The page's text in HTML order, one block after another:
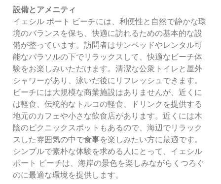
設備とアメニティ
イェシル ポート ビーチには、利便性と自然で静かな環
境のバランスを保ち、快適に訪れるための基本的な設
備が整っています。訪問者はサンベッドやレンタル可
能なパラソルの下でリラックスして、快適なビーチ体
験をお楽しみいただけます。清潔な公衆トイレと屋外
シャワーがあり、泳いだ後にリフレッシュできます。
ビーチには大規模な商業施設はありませんが、近くに
は軽食、伝統的なトルコの軽食、ドリンクを提供する
地元のカフェや小さな飲食店があります。近くには木
陰のピクニックスポットもあるので、海辺でリラック
スした雰囲気の中で食事を楽しみたい方に最適です。
シンプルで素朴な体験を求める人にとって、イェシル
ポート ビーチは、海岸の景色を楽しみながらくつろぐ
のに最適な環境を提供します。